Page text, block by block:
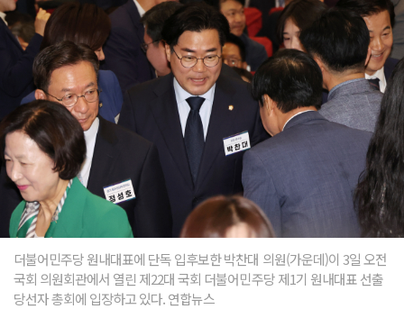
더불어민주당 원내대표에 단독 입후보한 박찬대 의원(가운데)이 3일 오전
국회 의원회관에서 열린 제22대 국회 더불어민주당 제1기 원내대표 선출
당선자 총회에 입장하고 있다. 연합뉴스